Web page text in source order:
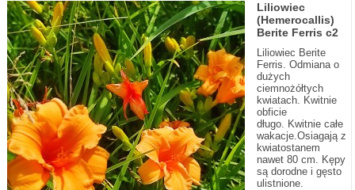
Liliowiec
(Hemerocallis)
Berite Ferris c2
Liliowiec Berite
Ferris. Odmiana o
dużych
ciemnożółtych
kwiatach. Kwitnie
obficie
długo. Kwitnie całe
wakacje.Osiagają z
kwiatostanem
nawet 80 cm. Kępy
są dorodne i gęsto
ulistnione.